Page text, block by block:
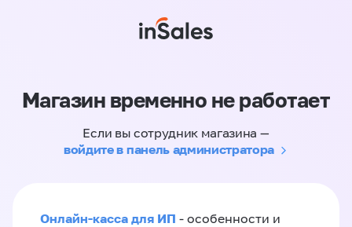
Магазин временно не работает
Если вы сотрудник магазина —
войдите в панель администратора
Онлайн-касса для ИП - особенности и